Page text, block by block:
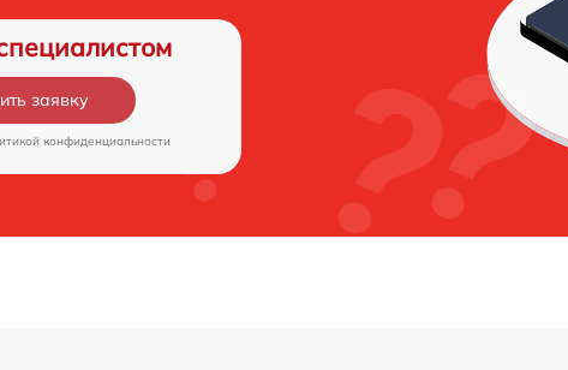
заявку
конфиденциальности